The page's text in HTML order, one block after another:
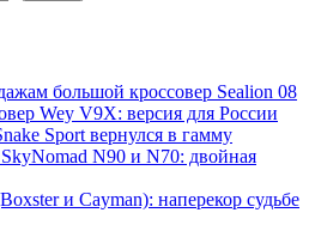
большой кроссовер Sealion 08
Wey V9X: версия для России
Sport вернулся в гамму
N90 и N70: двойная
и Cayman): наперекор судьбе